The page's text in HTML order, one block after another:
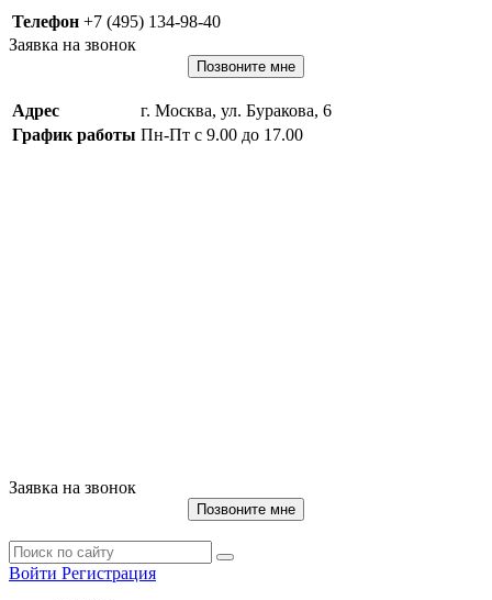
Телефон +7 (495) 134-98-40
Заявка на звонок
Позвоните мне
Адрес
г. Москва, ул. Буракова, 6
График работы Пн-Пт с 9.00 до 17.00
Заявка на звонок
Позвоните мне
Войти Регистрация